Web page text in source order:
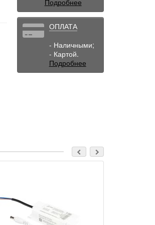
Подробнее
ОПЛАТА
- Наличными;
- Картой.
Подробнее